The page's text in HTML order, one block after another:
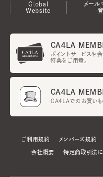
Global
Website
メール
CA4LA
ポイントサービスや
特典をご用意。
CA4LA
CA4LAでのお買いも
ご利用規約 メンバーズ規約
会社概要 特定商取引法